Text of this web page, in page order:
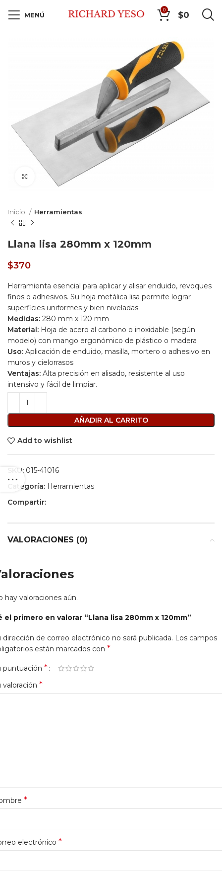
MENÚ
0 $0
Click to enlarge
Inicio Herramientas
Llana lisa 280mm x 120mm
$370
Herramienta esencial para aplicar y alisar enduido, revoques
finos o adhesivos. Su hoja metálica lisa permite lograr
superficies uniformes y bien niveladas.
Medidas: 280 mm x 120 mm
Material: Hoja de acero al carbono o inoxidable (según
modelo) con mango ergonómico de plástico o madera
Uso: Aplicación de enduido, masilla, mortero o adhesivo en
muros y cielorrasos
Ventajas: Alta precisión en alisado, resistente al uso
intensivo y fácil de limpiar.
AÑADIR AL CARRITO
Add to wishlist
SKU: 015-41016
Categoría: Herramientas
Compartir:
VALORACIONES (0)
hay valoraciones aún.
el primero en valorar “Llana lisa 280mm x 120mm”
dirección de correo electrónico no será publicada. Los campos
están marcados con *
puntuación *
valoración *
*
electrónico *